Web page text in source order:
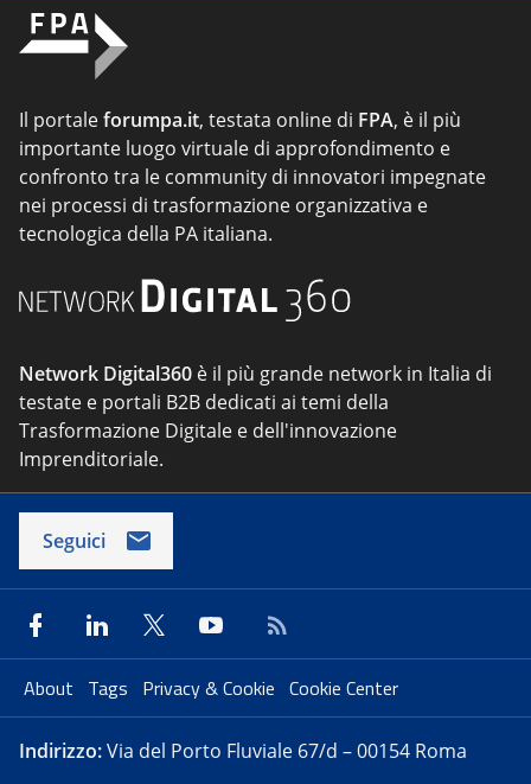
Il portaleforumpa.it, testata online di FPA, è il più
importante luogo virtuale di approfondimento e
confronto tra le community di innovatori impegnate
nei processi di trasformazione organizzativa e
tecnologica della PA italiana.
Network Digital360 è il più grande network in Italia di
testate e portali B2B dedicati ai temi della
Trasformazione Digitale e dell'innovazione
Imprenditoriale.
Seguici
About Tags Privacy & Cookie Cookie Center
Indirizzo:Via del Porto Fluviale 67/d – 00154 Roma